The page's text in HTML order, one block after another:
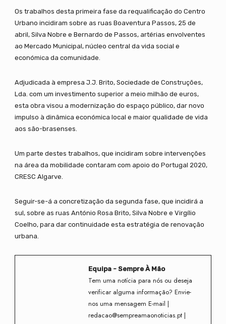
Os trabalhos desta primeira fase da requalificação do Centro
Urbano incidiram sobre as ruas Boaventura Passos, 25 de
abril, Silva Nobre e Bernardo de Passos, artérias envolventes
ao Mercado Municipal, núcleo central da vida social e
económica da comunidade.
Adjudicada à empresa J.J. Brito, Sociedade de Construções,
Lda. com um investimento superior a meio milhão de euros,
esta obra visou a modernização do espaço público, dar novo
impulso à dinâmica económica local e maior qualidade de vida
aos são-brasenses.
Um parte destes trabalhos, que incidiram sobre intervenções
na área da mobilidade contaram com apoio do Portugal 2020,
CRESC Algarve.
Seguir-se-á a concretização da segunda fase, que incidirá a
sul, sobre as ruas António Rosa Brito, Silva Nobre e Virgílio
Coelho, para dar continuidade esta estratégia de renovação
urbana.
Equipa - Sempre À Mão
Tem uma notícia para nós ou deseja
verificar alguma informação? Envie-
nos uma mensagem E-mail |
redacao@sempreamaonoticias.pt |